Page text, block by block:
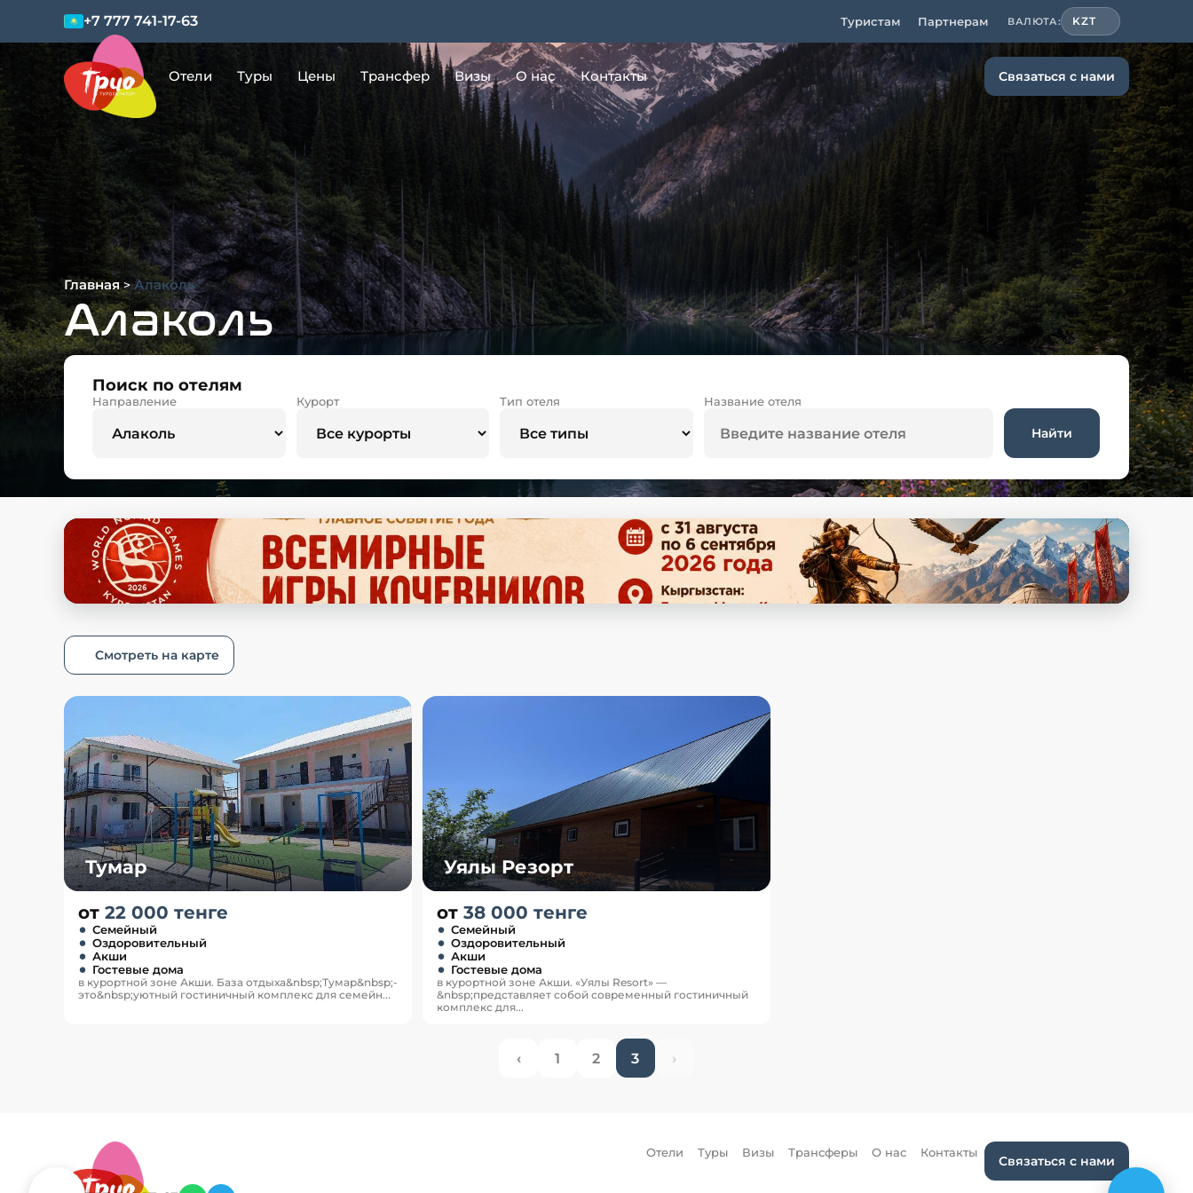
+7 777 741-17-63 Туристам Партнерам ВАЛЮТА: KZT
Отели Туры Цены Трансфер Визы О нас Контакты Связаться с нами
Главная > Алаколь
Алаколь
Поиск по отелям
Направление Курорт Тип отеля Название отеля
Найти
Смотреть на карте
Тумар
от 22 000 тенге
Семейный
Оздоровительный
Акши
Гостевые дома
в курортной зоне Акши. База отдыха&nbsp;Тумар&nbsp;-
это&nbsp;уютный гостиничный комплекс для семейн...
Уялы Резорт
от 38 000 тенге
Семейный
Оздоровительный
Акши
Гостевые дома
в курортной зоне Акши. «Уялы Resort» —
&nbsp;представляет собой современный гостиничный
комплекс для...
‹ 1 2 3 ›
Отели Туры Визы Трансферы О нас Контакты
Связаться с нами